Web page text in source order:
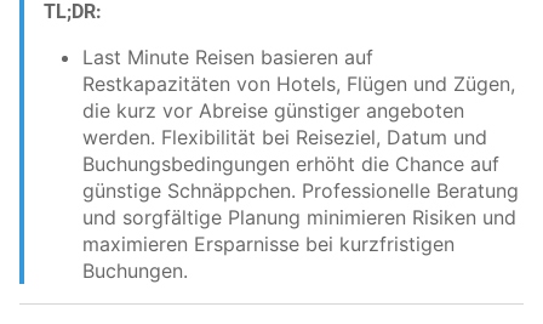
TL;DR:
Last Minute Reisen basieren auf
Restkapazitäten von Hotels, Flügen und Zügen,
die kurz vor Abreise günstiger angeboten
werden. Flexibilität bei Reiseziel, Datum und
Buchungsbedingungen erhöht die Chance auf
günstige Schnäppchen. Professionelle Beratung
und sorgfältige Planung minimieren Risiken und
maximieren Ersparnisse bei kurzfristigen
Buchungen.